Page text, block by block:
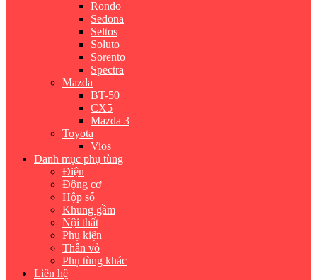
Rondo
Sedona
Seltos
Soluto
Sorento
Spectra
Mazda
BT-50
CX5
Mazda 3
Toyota
Vios
Danh mục phụ tùng
Điện
Động cơ
Hộp số
Khung gầm
Nội thất
Phụ kiện
Thân vỏ
Phụ tùng khác
Liên hệ